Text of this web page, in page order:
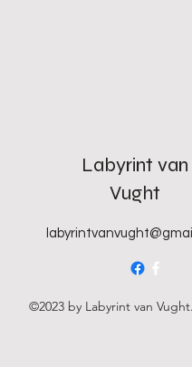
Labyrint van
Vught
©2023 by Labyrint van